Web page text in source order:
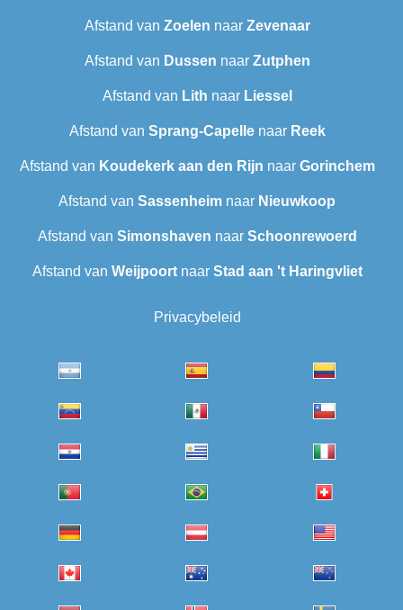
Afstand van Zoelen naar Zevenaar
Afstand van Dussen naar Zutphen
Afstand van Lith naar Liessel
Afstand van Sprang-Capellenaar Reek
Afstand van Koudekerk aan den Rijn naar Gorinchem
Afstand van Sassenheim naar Nieuwkoop
Afstand van Simonshaven naar Schoonrewoerd
Afstand van Weijpoortnaar Stad aan 't Haringvliet
Privacybeleid